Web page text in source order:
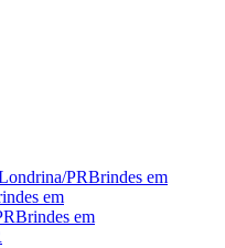
/PRBrindes em
em
Brindes em